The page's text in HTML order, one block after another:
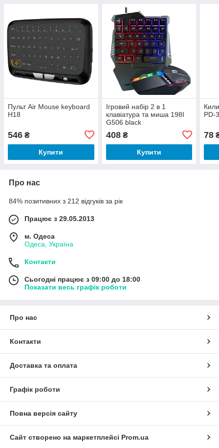
Пульт Air Mouse keyboard
H18
546 ₴
Купити
Ігровий набір 2 в 1
клавіатура та миша 198I
G506 black
408₴
Купити
PD-
78
Про нас
84% позитивних з 212 відгуків за рік
Працює з 29.05.2013
м. Одеса
Одеса, Україна
Контакти
Сьогодні працює з 09:00 до 18:00
Показати весь графік роботи
Про нас
Контакти
Доставка та оплата
Графік роботи
Повна версія сайту
Сайт створено на маркетплейсі Prom.ua